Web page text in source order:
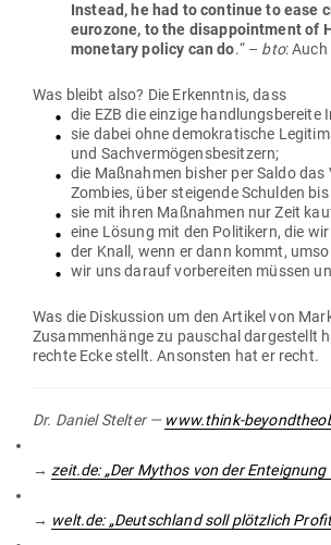
Instead, he had to con­tinue to ease
eurozone, to the dis­ap­pointment of
monetary policy can do.“ – bto:
Was bleibt also? Die Erkenntnis, dass
die EZB die einzige
sie dabei ohne demo­kra­tische
und Sachvermögensbesitzern;
die Maß­nahmen bisher per Saldo
Zombies, über stei­gende Schulden bis
sie mit ihren Maß­nahmen nur Zeit
eine Lösung mit den Poli­tikern, die
der Knall, wenn er dann kommt,
wir uns darauf vor­be­reiten müssen
Was die Dis­kussion um den Artikel von
Zusam­men­hänge zu pau­schal dar­ge­stellt
rechte Ecke stellt. Ansonsten hat er recht.
Dr. Daniel Stelter — www.think-
→ zeit.de: „Der Mythos von der
→ welt.de: „Deutschland soll plötzlich